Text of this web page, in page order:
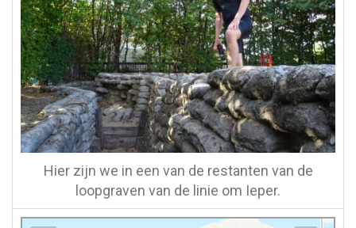
Hier zijn we in een van de restanten van de
loopgraven van de linie om Ieper.